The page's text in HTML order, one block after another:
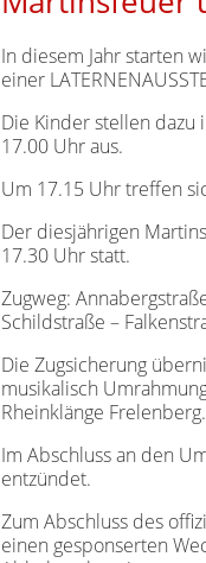
In diesem Jahr starten
einer
Die Kinder stellen dazu
17.00 Uhr aus.
Um 17.15 Uhr treffen
Der diesjährigen
17.30 Uhr statt.
Zugweg:
Schildstraße –
Die Zugsicherung
musikalisch
Rheinklänge Frelenberg.
Im Abschluss an den
entzündet.
Zum Abschluss des
einen gesponserten